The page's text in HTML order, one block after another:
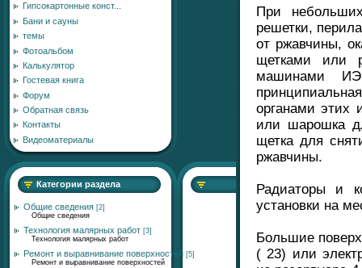
Гипсокартонные конст...
Бани и сауны
темы
Фотоальбом
Калькулятор
Гостевая книга
Форум
Обратная связь
Контакты
Видеоматериалы
Категории раздела
Общие сведения [2]
Общие сведения
Технология малярных работ [3]
Технология малярных работ
Ремонт и выравнивание поверхностей [5]
Ремонт и выравнивание поверхностей
При
решетки,
от ржавчины,
щетками или
машинами
органами этих
или шарошка
щетка для
ржавчины.
Радиаторы и
установки на
Большие
( 23) или